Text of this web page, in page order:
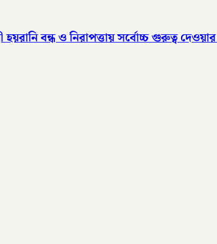
বন্ধ ও নিরাপত্তায় সর্বোচ্চ গুরুত্ব দেওয়ার